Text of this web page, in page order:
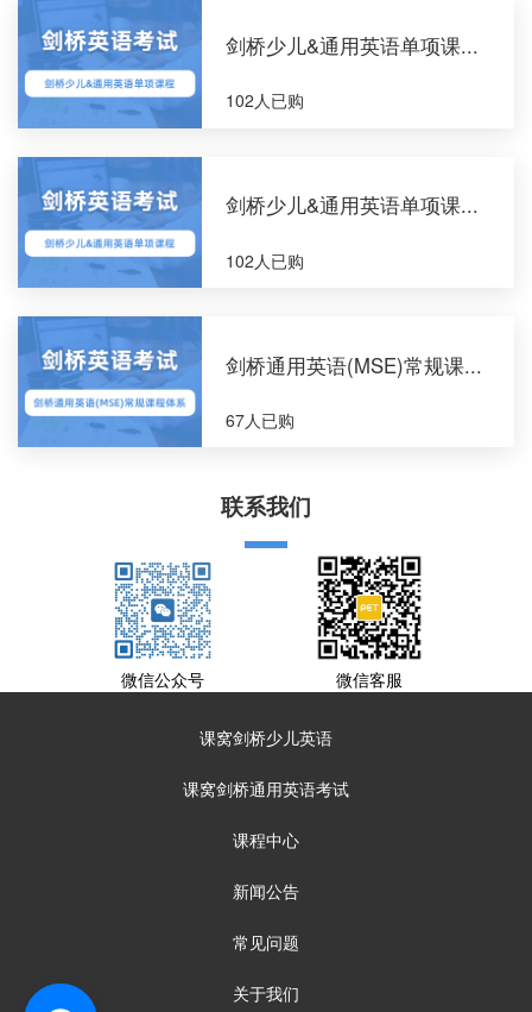
剑桥少儿&通用英语单项课...
102人已购
剑桥少儿&通用英语单项课...
102人已购
剑桥通用英语(MSE)常规课...
67人已购
联系我们
微信公众号 微信客服
课窝剑桥少儿英语
课窝剑桥通用英语考试
课程中心
新闻公告
常见问题
关于我们